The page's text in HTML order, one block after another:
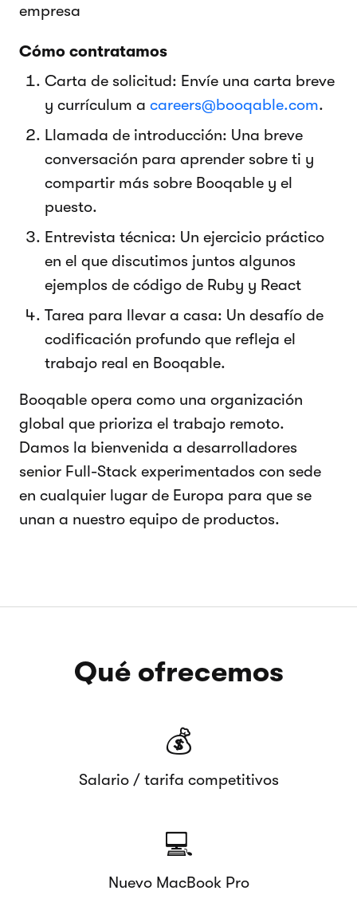
empresa
Cómo contratamos
Carta de solicitud: Envíe una carta breve
y currículum a careers@booqable.com.
Llamada de introducción: Una breve
conversación para aprender sobre ti y
compartir más sobre Booqable y el
puesto.
Entrevista técnica: Un ejercicio práctico
en el que discutimos juntos algunos
ejemplos de código de Ruby y React
Tarea para llevar a casa: Un desafío de
codificación profundo que refleja el
trabajo real en Booqable.
Booqable opera como una organización
global que prioriza el trabajo remoto.
Damos la bienvenida a desarrolladores
senior Full-Stack experimentados con sede
en cualquier lugar de Europa para que se
unan a nuestro equipo de productos.
Qué ofrecemos
💰
Salario / tarifa competitivos
💻
Nuevo MacBook Pro